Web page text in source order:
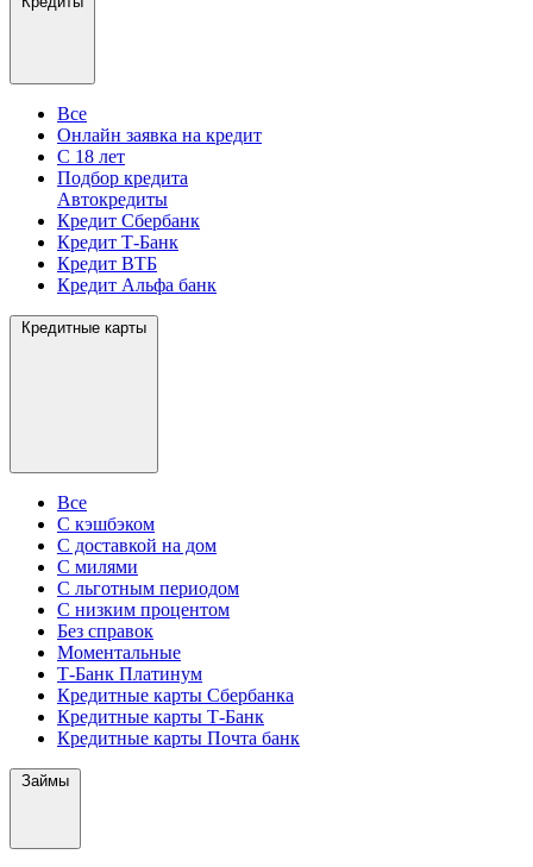
Все
Онлайн заявка на кредит
С 18 лет
Подбор кредита
Автокредиты
Кредит Сбербанк
Кредит Т-Банк
Кредит ВТБ
Кредит Альфа банк
Кредитные карты
Все
С кэшбэком
С доставкой на дом
С милями
С льготным периодом
С низким процентом
Без справок
Моментальные
Т-Банк Платинум
Кредитные карты Сбербанка
Кредитные карты Т-Банк
Кредитные карты Почта банк
Займы